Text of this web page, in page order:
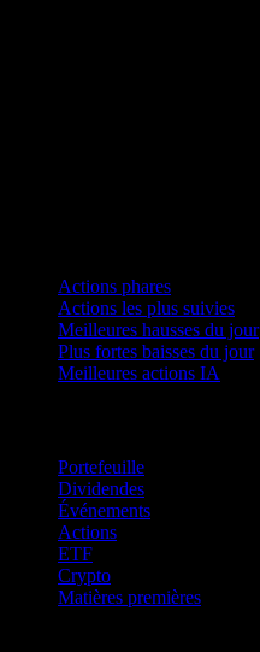
Actions phares
Actions les plus suivies
Meilleures hausses du jour
Plus fortes baisses du jour
Meilleures actions IA
Portefeuille
Dividendes
Événements
Actions
ETF
Crypto
Matières premières